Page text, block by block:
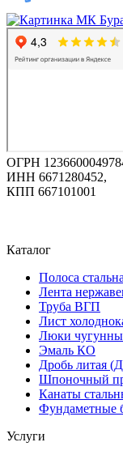
ОГРН
ИНН 6671280452,
КПП 667101001
Каталог
Полоса
Лента
Труба ВГП
Лист
Люки
Эмаль КО
Дробь литая
Шпоночный
Канаты
Фундаметные
Услуги